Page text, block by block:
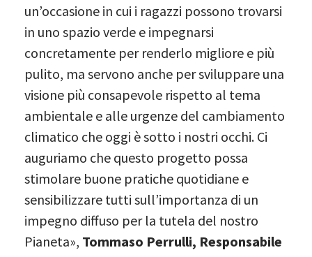
un’occasione in cui i ragazzi possono trovarsi
in uno spazio verde e impegnarsi
concretamente per renderlo migliore e più
pulito, ma servono anche per sviluppare una
visione più consapevole rispetto al tema
ambientale e alle urgenze del cambiamento
climatico che oggi è sotto i nostri occhi. Ci
auguriamo che questo progetto possa
stimolare buone pratiche quotidiane e
sensibilizzare tutti sull’importanza di un
impegno diffuso per la tutela del nostro
Pianeta», Tommaso Perrulli, Responsabile